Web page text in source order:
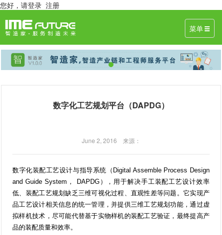
您好， 请登录 注册
菜单
数字化工艺规划平台（DAPDG）
June 2, 2016 来源：
数字化装配工艺设计与指导系统（Digital Assemble Process Design
and Guide System， DAPDG），用于解决手工装配工艺设计效率
低、装配工艺规划缺乏三维可视化过程、直观性差等问题。它实现产
品工艺设计相关信息的统一管理，并提供三维工艺规划功能，通过虚
拟样机技术，尽可能代替基于实物样机的装配工艺验证，最终提高产
品的装配质量和效率。